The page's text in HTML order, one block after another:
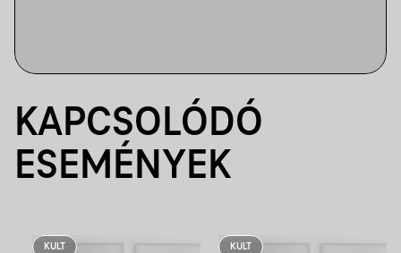
KAPCSOLÓDÓ
ESEMÉNYEK
KULT KULT